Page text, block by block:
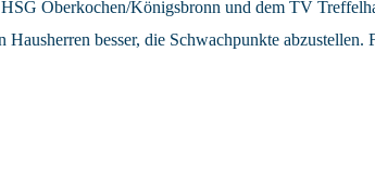
Oberkochen/Königsbronn und dem TV
Hausherren besser, die Schwachpunkte